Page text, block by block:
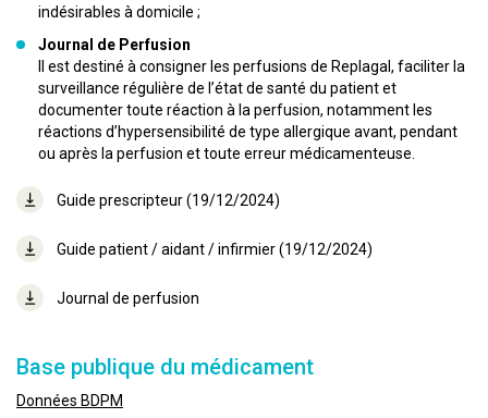
indésirables à domicile ;
Journal de Perfusion
Il est destiné à consigner les perfusions de Replagal, faciliter la
surveillance régulière de l’état de santé du patient et
documenter toute réaction à la perfusion, notamment les
réactions d’hypersensibilité de type allergique avant, pendant
ou après la perfusion et toute erreur médicamenteuse.
Guide prescripteur (19/12/2024)
Guide patient / aidant / infirmier (19/12/2024)
Journal de perfusion
Base publique du médicament
Données BDPM